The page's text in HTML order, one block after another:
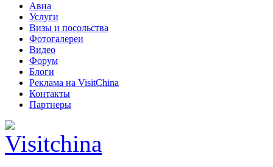
Авиа
Услуги
Визы и посольства
Фотогалереи
Видео
Форум
Блоги
Реклама на VisitChina
Контакты
Партнеры